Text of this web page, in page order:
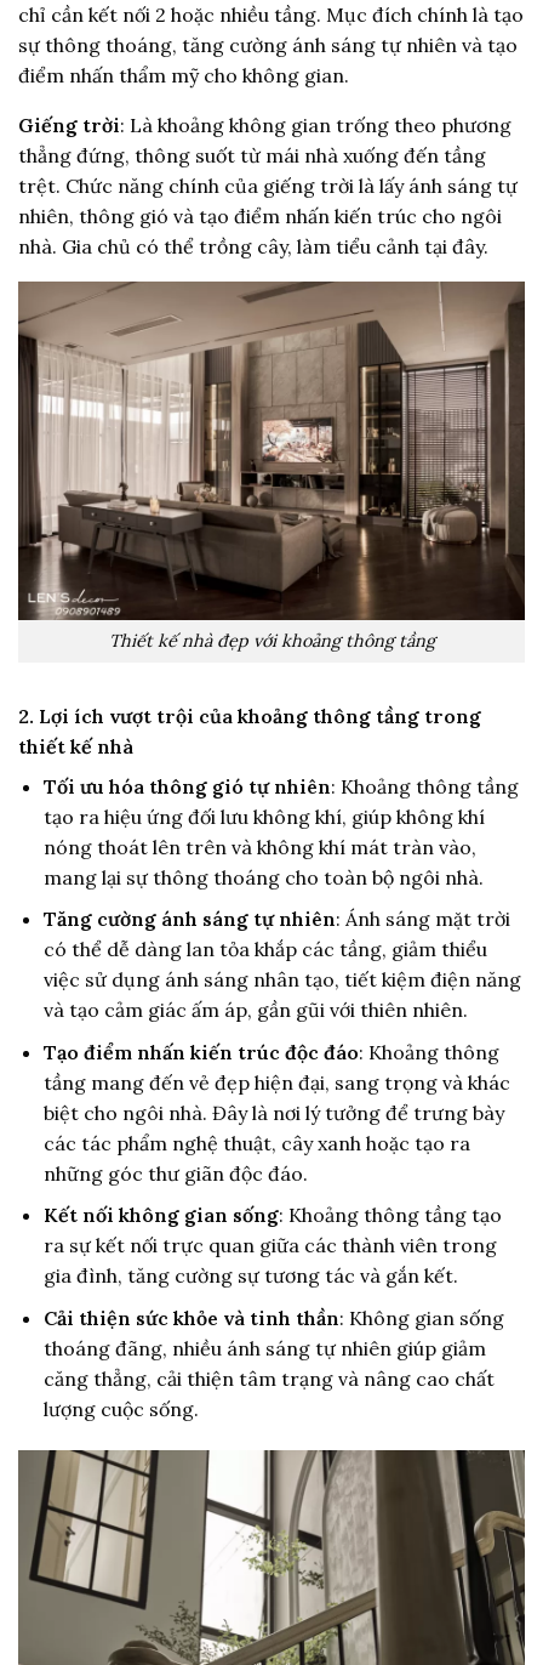
chỉ cần kết nối 2 hoặc nhiều tầng. Mục đích chính là tạo
sự thông thoáng, tăng cường ánh sáng tự nhiên và tạo
điểm nhấn thẩm mỹ cho không gian.
Giếng trời: Là khoảng không gian trống theo phương
thẳng đứng, thông suốt từ mái nhà xuống đến tầng
trệt. Chức năng chính của giếng trời là lấy ánh sáng tự
nhiên, thông gió và tạo điểm nhấn kiến trúc cho ngôi
nhà. Gia chủ có thể trồng cây, làm tiểu cảnh tại đây.
Thiết kế nhà đẹp với khoảng thông tầng
2. Lợi ích vượt trội của khoảng thông tầng trong
thiết kế nhà
Tối ưu hóa thông gió tự nhiên: Khoảng thông tầng
tạo ra hiệu ứng đối lưu không khí, giúp không khí
nóng thoát lên trên và không khí mát tràn vào,
mang lại sự thông thoáng cho toàn bộ ngôi nhà.
Tăng cường ánh sáng tự nhiên: Ánh sáng mặt trời
có thể dễ dàng lan tỏa khắp các tầng, giảm thiểu
việc sử dụng ánh sáng nhân tạo, tiết kiệm điện năng
và tạo cảm giác ấm áp, gần gũi với thiên nhiên.
Tạo điểm nhấn kiến trúc độc đáo: Khoảng thông
tầng mang đến vẻ đẹp hiện đại, sang trọng và khác
biệt cho ngôi nhà. Đây là nơi lý tưởng để trưng bày
các tác phẩm nghệ thuật, cây xanh hoặc tạo ra
những góc thư giãn độc đáo.
Kết nối không gian sống: Khoảng thông tầng tạo
ra sự kết nối trực quan giữa các thành viên trong
gia đình, tăng cường sự tương tác và gắn kết.
Cải thiện sức khỏe và tinh thần: Không gian sống
thoáng đãng, nhiều ánh sáng tự nhiên giúp giảm
căng thẳng, cải thiện tâm trạng và nâng cao chất
lượng cuộc sống.